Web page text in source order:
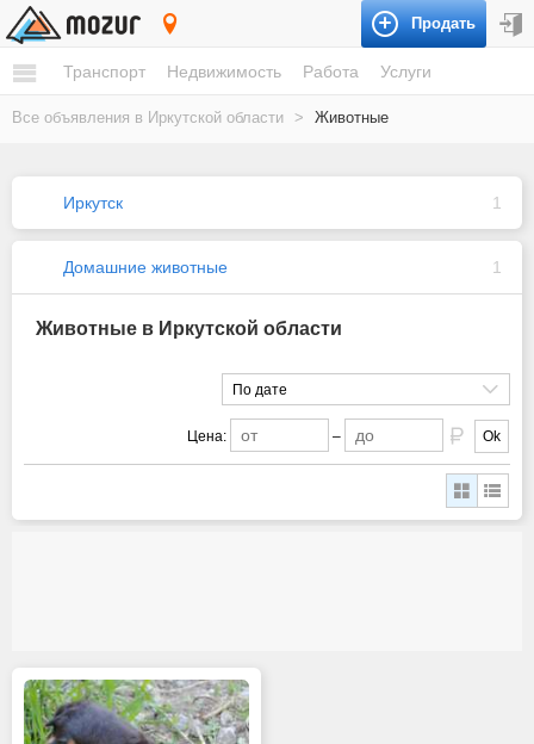
Продать
Транспорт Недвижимость Работа Услуги
Все объявления в Иркутской области > Животные
Иркутск 1
Домашние животные 1
Животные в Иркутской области
По дате
Цена: – Ok